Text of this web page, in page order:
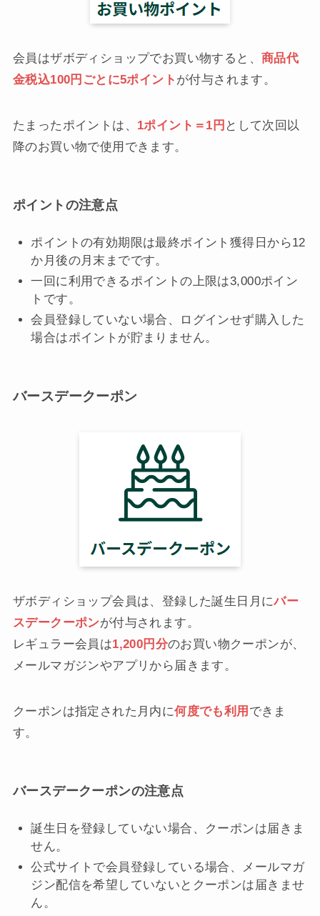
会員はザボディショップでお買い物すると、 商品代
金税込100円ごとに5ポイント が付与されます。
たまったポイントは、 1ポイント＝1円 として次回以
降のお買い物で使用できます。
ポイントの注意点
ポイントの有効期限は最終ポイント獲得日から12
か月後の月末までです。
一回に利用できるポイントの上限は3,000ポイン
トです。
会員登録していない場合、ログインせず購入した
場合はポイントが貯まりません。
バースデークーポン
ザボディショップ会員は、登録した誕生日月にバー
スデークーポンが付与されます。
レギュラー会員は1,200円分のお買い物クーポンが、
メールマガジンやアプリから届きます。
クーポンは指定された月内に何度でも利用 できま
す。
バースデークーポンの注意点
誕生日を登録していない場合、クーポンは届きま
せん。
公式サイトで会員登録している場合、メールマガ
ジン配信を希望していないとクーポンは届きませ
ん。